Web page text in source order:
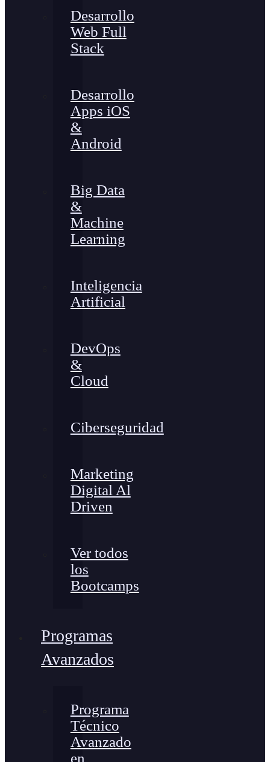
Desarrollo
Web Full
Stack
Desarrollo
Apps iOS
&
Android
Big Data
&
Machine
Learning
Inteligencia
Artificial
DevOps
&
Cloud
Ciberseguridad
Marketing
Digital Al
Driven
Ver todos
los
Bootcamps
Programas
Avanzados
Programa
Técnico
Avanzado
en